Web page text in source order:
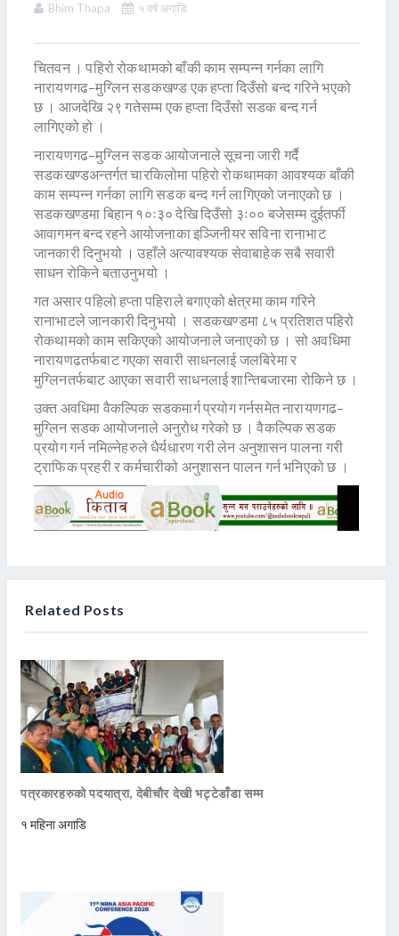
Bhim Thapa ५ वर्ष अगाडि
चितवन । पहिरो रोकथामको बाँकी काम सम्पन्न गर्नका लागि
नारायणगढ–मुग्लिन सडकखण्ड एक हप्ता दिउँसो बन्द गरिने भएको
छ । आजदेखि २९ गतेसम्म एक हप्ता दिउँसो सडक बन्द गर्न
लागिएको हो ।
नारायणगढ–मुग्लिन सडक आयोजनाले सूचना जारी गर्दै
सडकखण्डअन्तर्गत चारकिलोमा पहिरो रोकथामका आवश्यक बाँकी
काम सम्पन्न गर्नका लागि सडक बन्द गर्न लागिएको जनाएको छ ।
सडकखण्डमा बिहान १०ः३० देखि दिउँसो ३ः०० बजेसम्म दुईतर्फी
आवागमन बन्द रहने आयोजनाका इञ्जिनीयर सविना रानाभाट
जानकारी दिनुभयो । उहाँले अत्यावश्यक सेवाबाहेक सबै सवारी
साधन रोकिने बताउनुभयो ।
गत असार पहिलो हप्ता पहिराले बगाएको क्षेत्रमा काम गरिने
रानाभाटले जानकारी दिनुभयो । सडकखण्डमा ८५ प्रतिशत पहिरो
रोकथामको काम सकिएको आयोजनाले जनाएको छ । सो अवधिमा
नारायणढतर्फबाट गएका सवारी साधनलाई जलबिरेमा र
मुग्लिनतर्फबाट आएका सवारी साधनलाई शान्तिबजारमा रोकिने छ ।
उक्त अवधिमा वैकल्पिक सडकमार्ग प्रयोग गर्नसमेत नारायणगढ–
मुग्लिन सडक आयोजनाले अनुरोध गरेको छ । वैकल्पिक सडक
प्रयोग गर्न नमिल्नेहरुले धैर्यधारण गरी लेन अनुशासन पालना गरी
ट्राफिक प्रहरी र कर्मचारीको अनुशासन पालन गर्न भनिएको छ ।
Related Posts
पत्रकारहरुको पदयात्रा, देबीचौर देखी भट्टेडाँडा सम्म
१ महिना अगाडि